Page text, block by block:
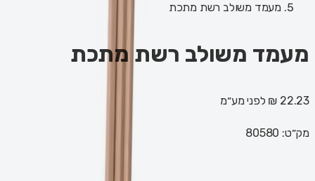
מעמד משולב רשת מתכת
מעמד משולב רשת מתכת
22.23 ₪ לפני מע״מ
מק״ט: 80580